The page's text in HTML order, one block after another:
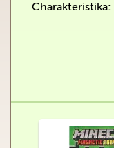
Charakteristika: